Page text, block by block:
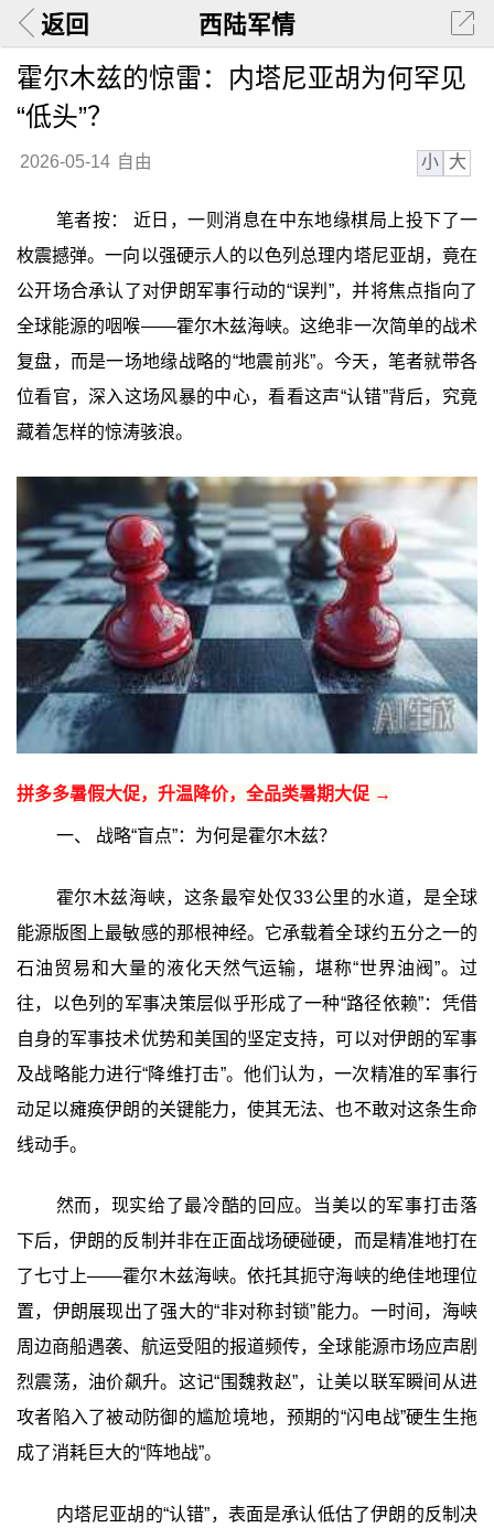
返回 西陆军情
霍尔木兹的惊雷：内塔尼亚胡为何罕见
“低头”？
2026-05-14 自由 小 大
笔者按： 近日，一则消息在中东地缘棋局上投下了一
枚震撼弹。一向以强硬示人的以色列总理内塔尼亚胡，竟在
公开场合承认了对伊朗军事行动的“误判”，并将焦点指向了
全球能源的咽喉——霍尔木兹海峡。这绝非一次简单的战术
复盘，而是一场地缘战略的“地震前兆”。今天，笔者就带各
位看官，深入这场风暴的中心，看看这声“认错”背后，究竟
藏着怎样的惊涛骇浪。
拼多多暑假大促，升温降价，全品类暑期大促 →
一、 战略“盲点”：为何是霍尔木兹？
霍尔木兹海峡，这条最窄处仅33公里的水道，是全球
能源版图上最敏感的那根神经。它承载着全球约五分之一的
石油贸易和大量的液化天然气运输，堪称“世界油阀”。过
往，以色列的军事决策层似乎形成了一种“路径依赖”：凭借
自身的军事技术优势和美国的坚定支持，可以对伊朗的军事
及战略能力进行“降维打击”。他们认为，一次精准的军事行
动足以瘫痪伊朗的关键能力，使其无法、也不敢对这条生命
线动手。
然而，现实给了最冷酷的回应。当美以的军事打击落
下后，伊朗的反制并非在正面战场硬碰硬，而是精准地打在
了七寸上——霍尔木兹海峡。依托其扼守海峡的绝佳地理位
置，伊朗展现出了强大的“非对称封锁”能力。一时间，海峡
周边商船遇袭、航运受阻的报道频传，全球能源市场应声剧
烈震荡，油价飙升。这记“围魏救赵”，让美以联军瞬间从进
攻者陷入了被动防御的尴尬境地，预期的“闪电战”硬生生拖
成了消耗巨大的“阵地战”。
内塔尼亚胡的“认错”，表面是承认低估了伊朗的反制决